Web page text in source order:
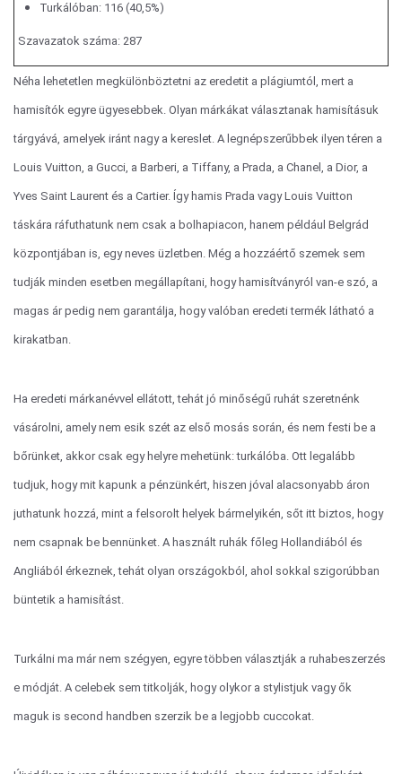
Turkálóban: 116 (40,5%)
Szavazatok száma: 287
Néha lehetetlen megkülönböztetni az eredetit a plágiumtól, mert a
hamisítók egyre ügyesebbek. Olyan márkákat választanak hamisításuk
tárgyává, amelyek iránt nagy a kereslet. A legnépszerűbbek ilyen téren a
Louis Vuitton, a Gucci, a Barberi, a Tiffany, a Prada, a Chanel, a Dior, a
Yves Saint Laurent és a Cartier. Így hamis Prada vagy Louis Vuitton
táskára ráfuthatunk nem csak a bolhapiacon, hanem például Belgrád
központjában is, egy neves üzletben. Még a hozzáértő szemek sem
tudják minden esetben megállapítani, hogy hamisítványról van-e szó, a
magas ár pedig nem garantálja, hogy valóban eredeti termék látható a
kirakatban.
Ha eredeti márkanévvel ellátott, tehát jó minőségű ruhát szeretnénk
vásárolni, amely nem esik szét az első mosás során, és nem festi be a
bőrünket, akkor csak egy helyre mehetünk: turkálóba. Ott legalább
tudjuk, hogy mit kapunk a pénzünkért, hiszen jóval alacsonyabb áron
juthatunk hozzá, mint a felsorolt helyek bármelyikén, sőt itt biztos, hogy
nem csapnak be bennünket. A használt ruhák főleg Hollandiából és
Angliából érkeznek, tehát olyan országokból, ahol sokkal szigorúbban
büntetik a hamisítást.
Turkálni ma már nem szégyen, egyre többen választják a ruhabeszerzés
e módját. A celebek sem titkolják, hogy olykor a stylistjuk vagy ők
maguk is second handben szerzik be a legjobb cuccokat.